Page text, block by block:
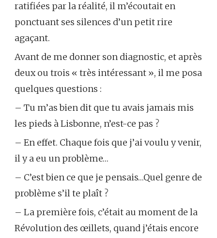
ratifiées par la réalité, il m’écoutait en
ponctuant ses silences d’un petit rire
agaçant.
Avant de me donner son diagnostic, et après
deux ou trois « très intéressant », il me posa
quelques questions :
– Tu m’as bien dit que tu avais jamais mis
les pieds à Lisbonne, n’est-ce pas ?
– En effet. Chaque fois que j’ai voulu y venir,
il y a eu un problème…
– C’est bien ce que je pensais…Quel genre de
problème s’il te plaît ?
– La première fois, c’était au moment de la
Révolution des œillets, quand j’étais encore